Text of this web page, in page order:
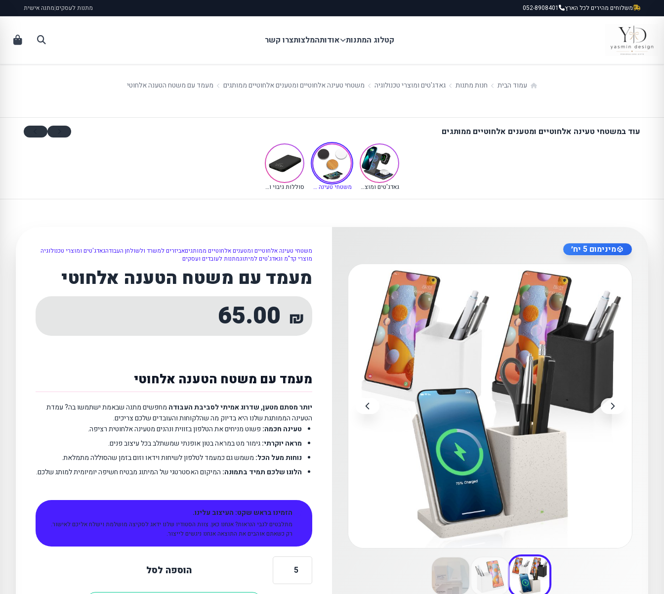
לתוכן
משלוחים מהירים לכל הארץ 052-8908401 מתנות לעסקים|מתנה אישית
קטלוג המתנות אודותהמלצותצרו קשר
עמוד הבית חנות מתנות גאדג'טים ומוצרי טכנולוגיה משטחי טעינה אלחוטיים ומטענים אלחוטיים ממותגים מעמד עם משטח הטענה אלחוטי
עוד במשטחי טעינה אלחוטיים ומטענים אלחוטיים ממותגים
גאדג'טים ומוצרי טכנולוגיה משטחי טעינה אלחוטיים ומטענים אלחוטיים ממותגים
(קטגוריה נוכחית)
סוללות גיבוי ומטענים ניידים
מינימום 5 יח׳ משטחי טעינה אלחוטיים ומטענים אלחוטיים ממותגיםאביזרים למשרד ולשולחן העבודהגאדג'טים ומוצרי טכנולוגיה
מוצרי קד"מ וגאדג'טים למיתוגמתנות לעובדים ועסקים
מעמד עם משטח הטענה אלחוטי
65.00 ₪
מעמד עם משטח הטענה אלחוטי
יותר מסתם מטען, שדרוג אמיתי לסביבת העבודה מחפשים מתנה שבאמת ישתמשו בה? עמדת
הטעינה הממותגת שלנו היא בדיוק מה שהלקוחות והעובדים שלכם צריכים.
טעינה חכמה: פשוט מניחים את הטלפון בזווית ונהנים מטעינה אלחוטית רציפה.
מראה יוקרתי:גימור מט במראה בטון אופנתי שמשתלב בכל עיצוב פנים.
נוחות מעל הכל: משמש גם כמעמד לטלפון לשיחות וידאו וזום בזמן שהסוללה מתמלאת.
הלוגו שלכם תמיד בתמונה: המיקום האסטרטגי של המיתוג מבטיח חשיפה יומיומית למותג שלכם.
הזמינו בראש שקט: העיצוב עלינו.
מתלבטים לגבי הנראות? אנחנו כאן. צוות הסטודיו שלנו ידאג לסקיצה מושלמת וישלח אליכם לאישור.
רק כשאתם אוהבים את התוצאה אנחנו ניגשים לייצור.
כמות
של
הוספה לסל